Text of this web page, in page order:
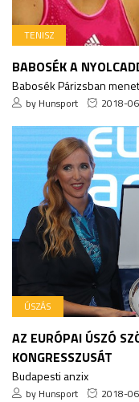
TENISZ
BABOSÉK A
Babosék Párizsban
by Hunsport 2018-
ÚSZÁS
AZ EURÓPAI ÚSZÓ
KONGRESSZUSÁT
Budapesti anzix
by Hunsport 2018-